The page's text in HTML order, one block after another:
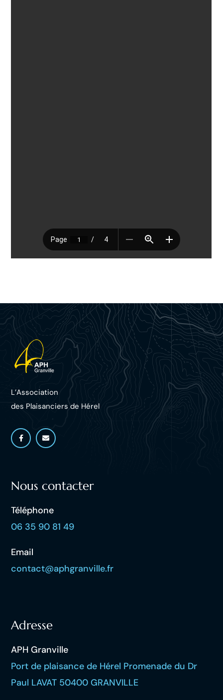
L’Association
des Plaisanciers de Hérel
Nous contacter
Téléphone
06 35 90 81 49
Email
contact@aphgranville.fr
Adresse
APH Granville
Port de plaisance de Hérel Promenade du Dr
Paul LAVAT 50400 GRANVILLE